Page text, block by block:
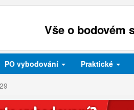
Vše o bodovém
PO vybodování Praktické